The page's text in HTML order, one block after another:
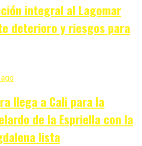
integral al Lagomar
deterioro y riesgos para
llega a Cali para la
de la Espriella con la
lista